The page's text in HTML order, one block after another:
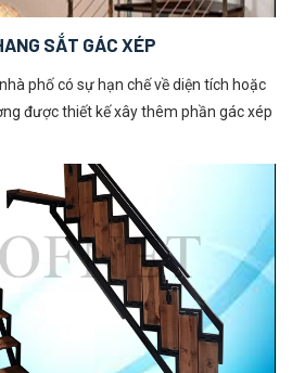
SẮT GÁC XÉP
phố có sự hạn chế về diện tích hoặc
được thiết kế xây thêm phần gác xép
tầng trệt với phần gác lửng vừa đảm
phí, an toàn khi di chuyển. Cầu thang
mẫu mã và thiết kế khác nhau thường
này chúng tôi xin cung cấp cho quý
bản và đưa ra một số mẫu cầu thang
để quý khách tham khảo.